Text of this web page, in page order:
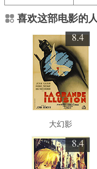
喜欢这部电影的
8.4
大幻影
8.4